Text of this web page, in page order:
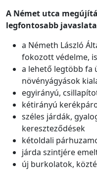
A Német utca
legfontosabb
a Németh László
fokozott védelme,
a lehető legtöbb fa
növényágyások
egyirányú,
kétirányú
széles járdák,
kereszteződések
kétoldali
járda szintjére
új burkolatok,